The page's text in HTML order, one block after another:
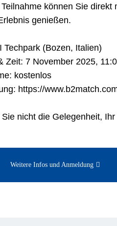
können Sie
genießen.
Techpark (Bozen, Italien)
Zeit: 7 November 2025,
kostenlos
https://
nicht die Gelegenheit,
Weitere Infos und Anmeldung